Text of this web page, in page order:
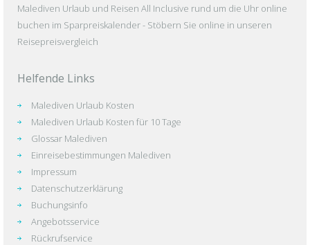
Malediven Urlaub und Reisen All Inclusive rund um die Uhr online
buchen im Sparpreiskalender - Stöbern Sie online in unseren
Reisepreisvergleich
Helfende Links
Malediven Urlaub Kosten
Malediven Urlaub Kosten für 10 Tage
Glossar Malediven
Einreisebestimmungen Malediven
Impressum
Datenschutzerklärung
Buchungsinfo
Angebotsservice
Rückrufservice